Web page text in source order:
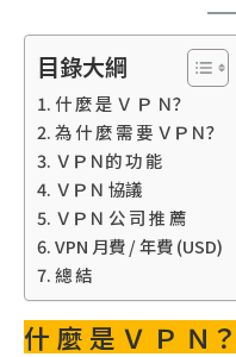
目錄大綱
什 麼 是 Ｖ Ｐ Ｎ？
為 什 麼 需 要 ＶＰＮ？
ＶＰＮ的 功 能
ＶＰＮ 協議
ＶＰＮ 公 司 推 薦
VPN 月費 / 年費 (USD)
總 結
什 麼 是 Ｖ Ｐ Ｎ？